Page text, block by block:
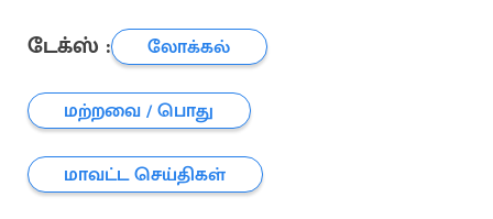
டேக்ஸ் :
லோக்கல்
மற்றவை / பொது
மாவட்ட செய்திகள்